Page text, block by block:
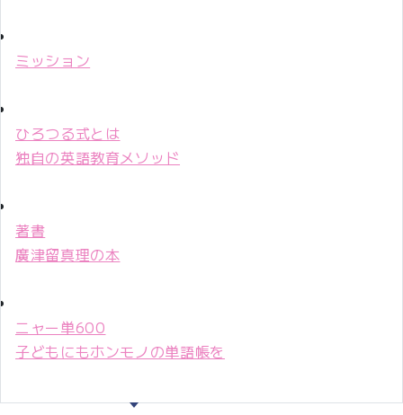
ミッション
ひろつる式とは
独自の英語教育メソッド
著書
廣津留真理の本
ニャー単600
子どもにもホンモノの単語帳を